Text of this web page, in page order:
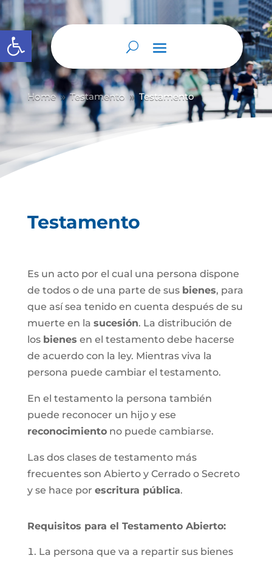
Abrir barra de herramientas
Home 9 Testamento 9 Testamento
Testamento
Es un acto por el cual una persona dispone
de todos o de una parte de sus bienes, para
que así sea tenido en cuenta después de su
muerte en la sucesión. La distribución de
los bienes en el testamento debe hacerse
de acuerdo con la ley. Mientras viva la
persona puede cambiar el testamento.
En el testamento la persona también
puede reconocer un hijo y ese
reconocimientono puede cambiarse.
Las dos clases de testamento más
frecuentes son Abierto y Cerrado o Secreto
y se hace por escritura pública.
Requisitos para el Testamento Abierto:
La persona que va a repartir sus bienes